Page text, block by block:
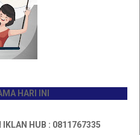
INI
HUB : 0811767335